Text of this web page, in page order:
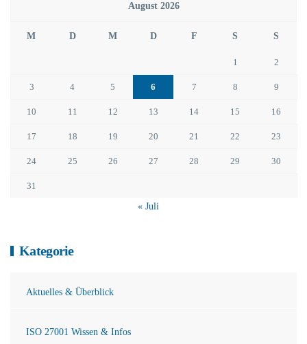
August 2026
M D M D F S S
1 2
3 4 5 6 7 8 9
10 11 12 13 14 15 16
17 18 19 20 21 22 23
24 25 26 27 28 29 30
31
« Juli
Kategorie
Aktuelles & Überblick
ISO 27001 Wissen & Infos